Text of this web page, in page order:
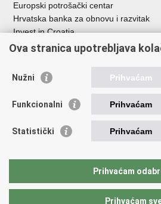
Europski potrošački centar
Hrvatska banka za obnovu i razvitak
Invest in Croatia
Europska banka za obnovu i razvoj
Središnja agencija za financiranje i
Institucije i javne
Ministarstva
Agencija za ugljikovodike
Hrvatska agencija za malo
Državni zavod za mjeriteljstvo
Ova stranica upotrebljava
Nužni Prihvaćam
Funkcionalni Prihvaćam
Statistički Prihvaćam
Prihvaćam
Prihvaćam